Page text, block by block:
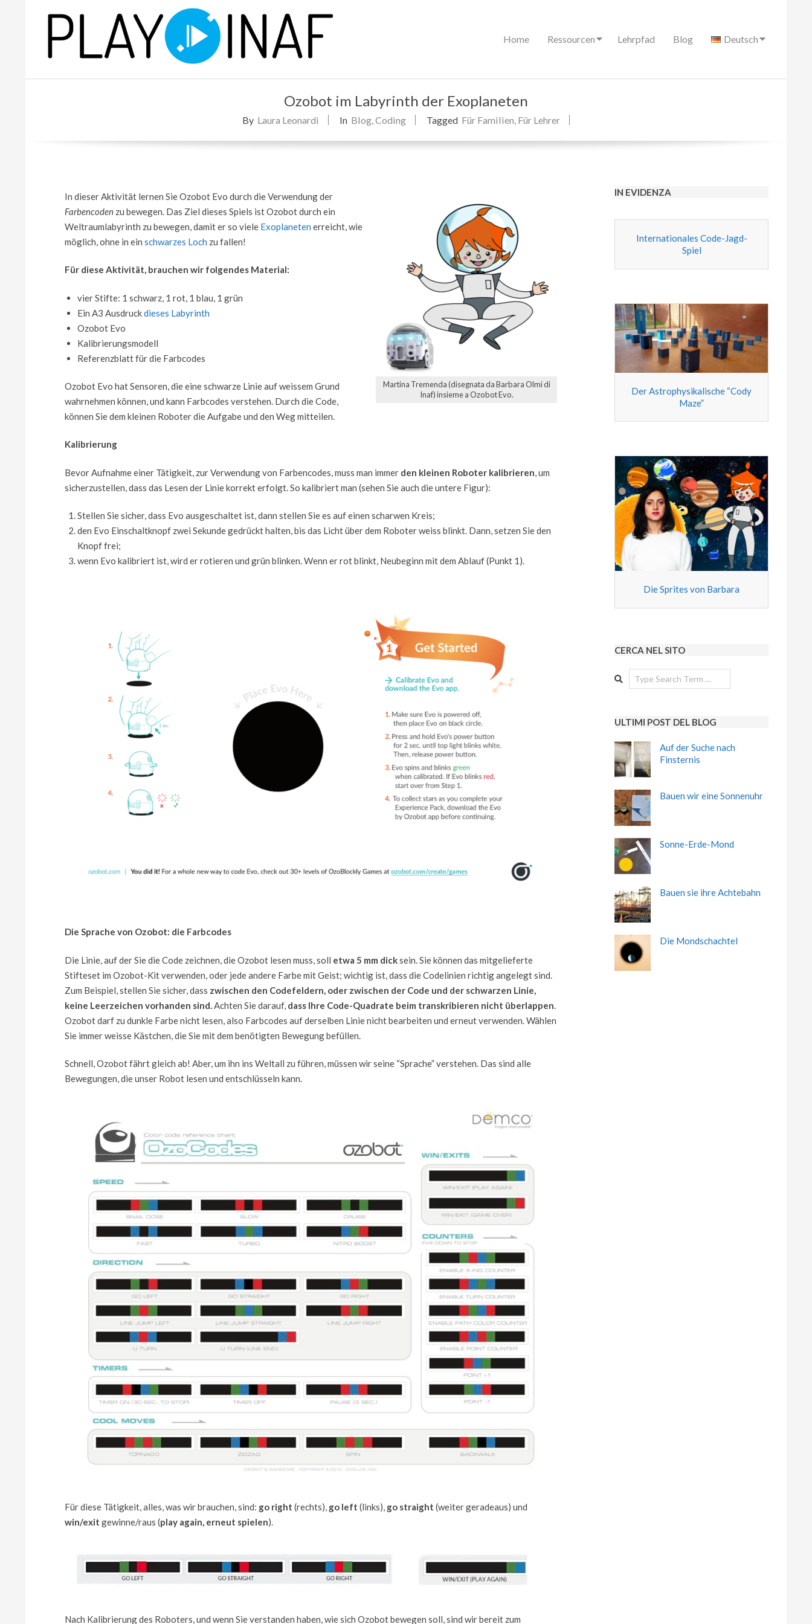
P
Home Ressourcen Lehrpfad Blog Deutsch
Ozobot im Labyrinth der Exoplaneten
By Laura Leonardi In Blog,Coding Tagged Für Familien, Für Lehrer
Martina Tremenda (disegnata da Barbara Olmi di
Inaf) insieme a Ozobot Evo.
In dieser Aktivität lernen Sie Ozobot Evo durch die Verwendung der
Farbencoden zu bewegen. Das Ziel dieses Spiels ist Ozobot durch ein
Weltraumlabyrinth zu bewegen, damit er so viele Exoplaneten erreicht, wie
möglich, ohne in ein schwarzes Loch zu fallen!
Für diese Aktivität, brauchen wir folgendes Material:
vier Stifte: 1 schwarz, 1 rot, 1 blau, 1 grün
Ein A3 Ausdruckdieses Labyrinth
Ozobot Evo
Kalibrierungsmodell
Referenzblatt für die Farbcodes
Ozobot Evo hat Sensoren, die eine schwarze Linie auf weissem Grund
wahrnehmen können, und kann Farbcodes verstehen. Durch die Code,
können Sie dem kleinen Roboter die Aufgabe und den Weg mitteilen.
Kalibrierung
Bevor Aufnahme einer Tätigkeit, zur Verwendung von Farbencodes, muss man immer den kleinen Roboter kalibrieren, um
sicherzustellen, dass das Lesen der Linie korrekt erfolgt. So kalibriert man (sehen Sie auch die untere Figur):
Stellen Sie sicher, dass Evo ausgeschaltet ist, dann stellen Sie es auf einen scharwen Kreis;
den Evo Einschaltknopf zwei Sekunde gedrückt halten, bis das Licht über dem Roboter weiss blinkt. Dann, setzen Sie den
Knopf frei;
wenn Evo kalibriert ist, wird er rotieren und grün blinken. Wenn er rot blinkt, Neubeginn mit dem Ablauf (Punkt 1).
Die Sprache von Ozobot: die Farbcodes
Die Linie, auf der Sie die Code zeichnen, die Ozobot lesen muss, soll etwa 5 mm dicksein. Sie können das mitgelieferte
Stifteset im Ozobot-Kit verwenden, oder jede andere Farbe mit Geist; wichtig ist, dass die Codelinien richtig angelegt sind.
Zum Beispiel, stellen Sie sicher, dass zwischen den Codefeldern, oder zwischen der Code und der schwarzen Linie,
keine Leerzeichen vorhanden sind.Achten Sie darauf, dass Ihre Code-Quadrate beim transkribieren nicht überlappen.
Ozobot darf zu dunkle Farbe nicht lesen, also Farbcodes auf derselben Linie nicht bearbeiten und erneut verwenden. Wählen
Sie immer weisse Kästchen, die Sie mit dem benötigten Bewegung befüllen.
Schnell, Ozobot fährt gleich ab! Aber, um ihn ins Weltall zu führen, müssen wir seine “Sprache” verstehen. Das sind alle
Bewegungen, die unser Robot lesen und entschlüsseln kann.
Für diese Tätigkeit, alles, was wir brauchen, sind: go right (rechts), go left (links), go straight (weiter geradeaus) und
win/exit gewinne/raus (play again, erneut spielen).
Nach Kalibrierung des Roboters, und wenn Sie verstanden haben, wie sich Ozobot bewegen soll, sind wir bereit zum
IN EVIDENZA
Internationales Code-Jagd-
Spiel
Der Astrophysikalische “Cody
Maze”
Die Sprites von Barbara
CERCA NEL SITO
Search
ULTIMI POST DEL BLOG
Auf der Suche nach
Finsternis
Bauen wir eine Sonnenuhr
Sonne-Erde-Mond
Bauen sie ihre Achtebahn
Die Mondschachtel